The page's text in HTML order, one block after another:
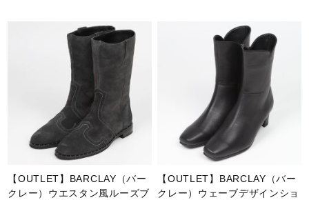
【OUTLET】BARCLAY（バー
クレー）ウエスタン風ルーズブ
【OUTLET】BARCLAY（バー
クレー）ウェーブデザインショ